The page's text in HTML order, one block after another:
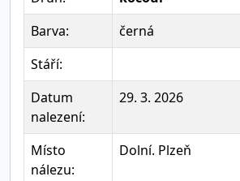
Barva:
černá
Stáří:
Datum
nalezení:
29. 3. 2026
Místo
nálezu:
Dolní. Plzeň